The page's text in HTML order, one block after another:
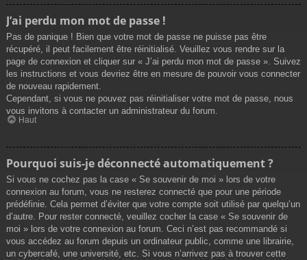
J’ai perdu mon mot de passe !
Pas de panique ! Bien que votre mot de passe ne puisse pas être
récupéré, il peut facilement être réinitialisé. Veuillez vous rendre sur la
page de connexion et cliquer sur « J’ai perdu mon mot de passe ». Suivez
les instructions et vous devriez être en mesure de pouvoir vous connecter
de nouveau rapidement.
Cependant, si vous ne pouvez pas réinitialiser votre mot de passe, nous
vous invitons à contacter un administrateur du forum.
Haut
Pourquoi suis-je déconnecté automatiquement ?
Si vous ne cochez pas la case « Se souvenir de moi » lors de votre
connexion au forum, vous ne resterez connecté que pour une période
prédéfinie. Cela permet d’éviter que votre compte soit utilisé par quelqu’un
d’autre. Pour rester connecté, veuillez cocher la case « Se souvenir de
moi » lors de votre connexion au forum. Ceci n’est pas recommandé si
vous accédez au forum depuis un ordinateur public, comme une librairie,
un cybercafé, une université, etc. Si vous n’arrivez pas à trouver cette